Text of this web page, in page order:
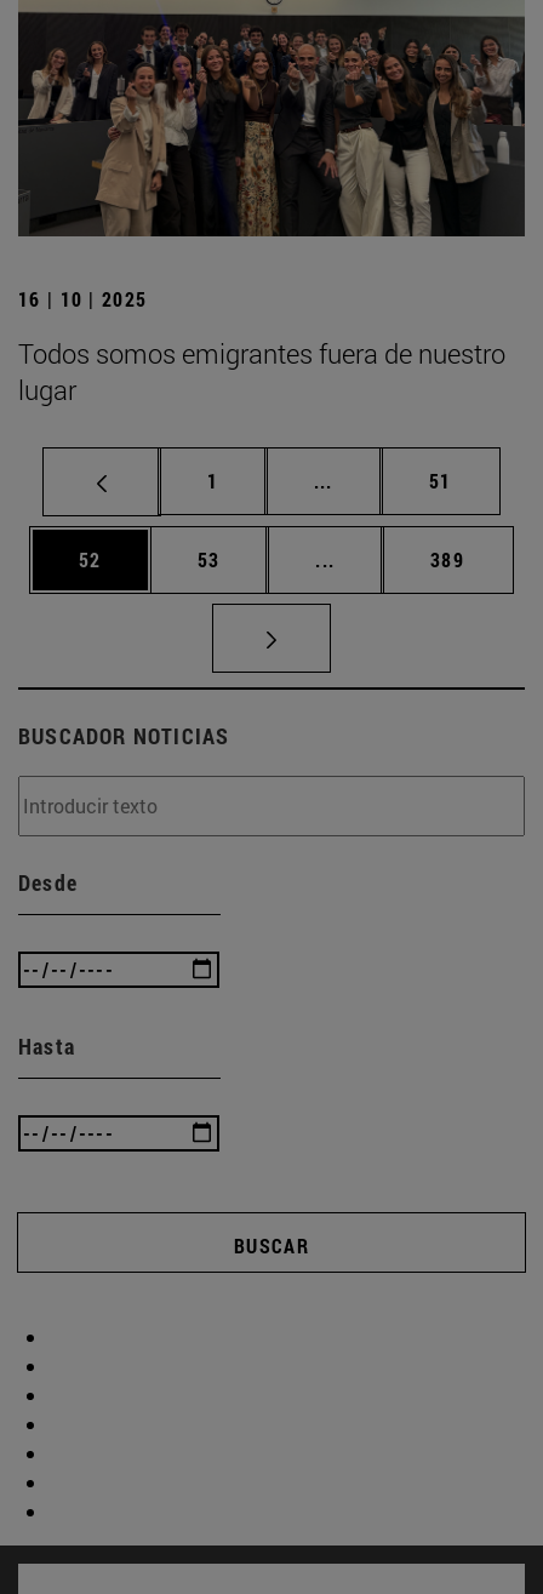
16 | 10 | 2025
Todos somos emigrantes fuera de nuestro
lugar
Página
1 ... Páginas intermedias
Página
51
Página
52 Página
53 ... Páginas intermedias
Página
389
BUSCADOR NOTICIAS
Desde
Hasta
BUSCAR